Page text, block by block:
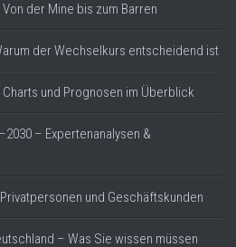
der Mine bis zum Barren
der Wechselkurs entscheidend ist
und Prognosen im Überblick
– Expertenanalysen &
und Geschäftskunden
– Was Sie wissen müssen